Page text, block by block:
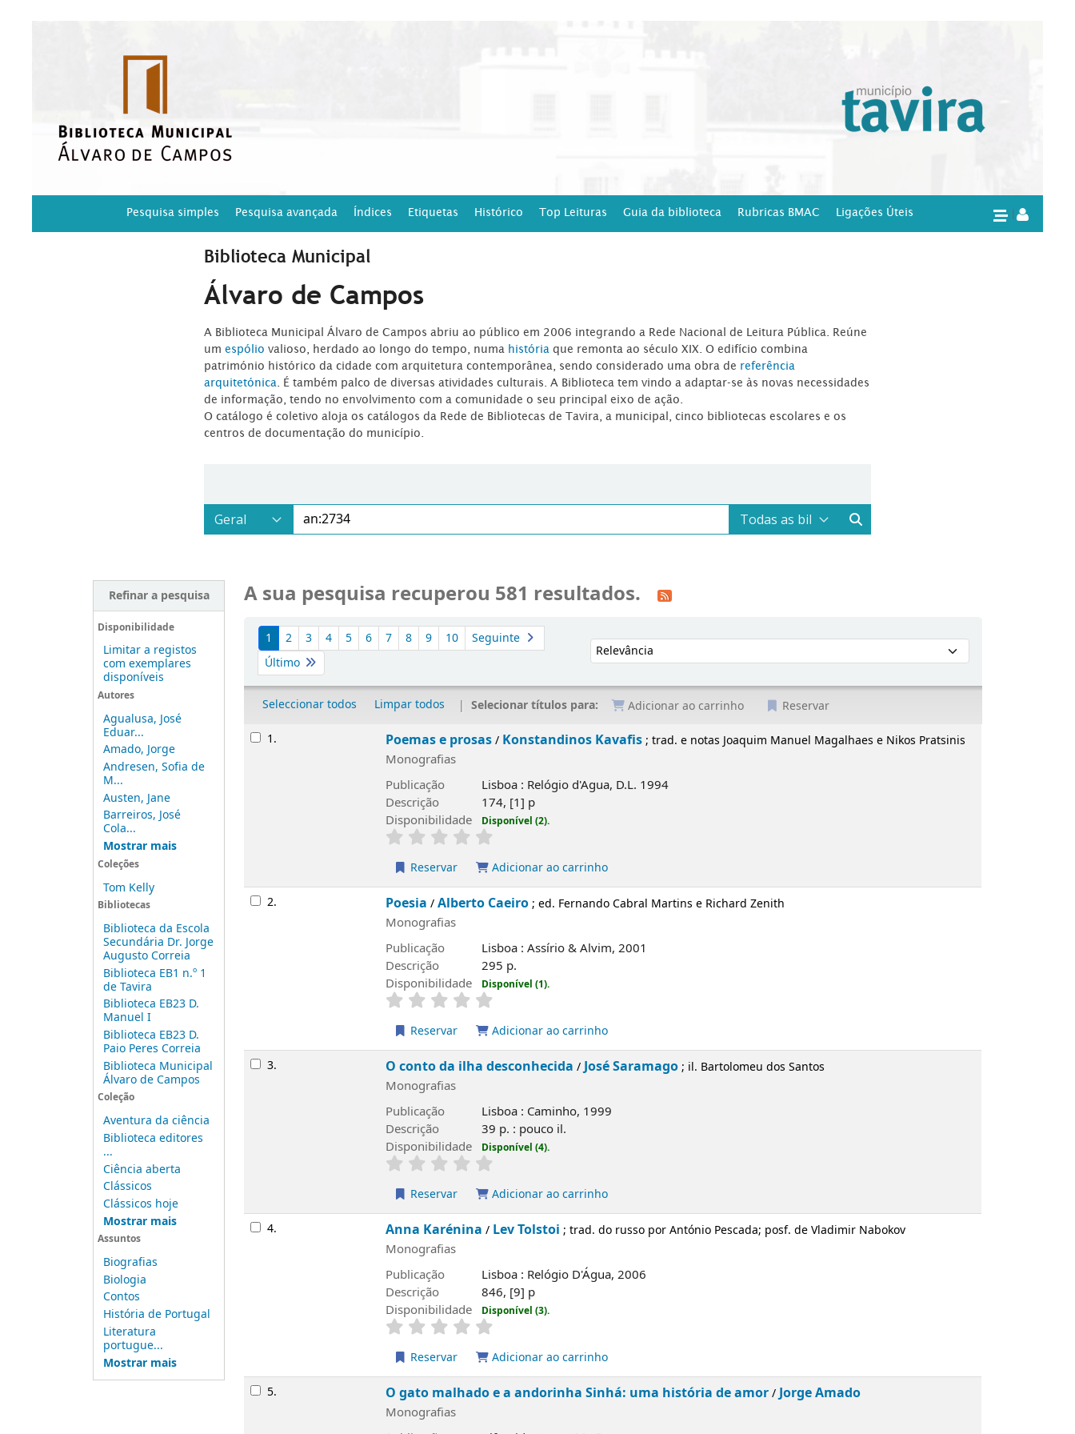
Pesquisa simples Pesquisa avançada Índices Etiquetas Histórico Top Leituras Guia da biblioteca Rubricas BMAC Ligações Úteis
Biblioteca Municipal
Álvaro de Campos
A Biblioteca Municipal Álvaro de Campos abriu ao público em 2006 integrando a Rede Nacional de Leitura Pública. Reúne
um espólio valioso, herdado ao longo do tempo, numa história que remonta ao século XIX. O edifício combina
património histórico da cidade com arquitetura contemporânea, sendo considerado uma obra de referência
arquitetónica . É também palco de diversas atividades culturais. A Biblioteca tem vindo a adaptar-se às novas necessidades
de informação, tendo no envolvimento com a comunidade o seu principal eixo de ação.
O catálogo é coletivo aloja os catálogos da Rede de Bibliotecas de Tavira, a municipal, cinco bibliotecas escolares e os
centros de documentação do município.
Refinar a pesquisa
Disponibilidade
Limitar a registos
com exemplares
disponíveis
Autores
Agualusa, José
Eduar...
Amado, Jorge
Andresen, Sofia de
M...
Austen, Jane
Barreiros, José
Cola...
Mostrar mais
Coleções
Tom Kelly
Bibliotecas
Biblioteca da Escola
Secundária Dr. Jorge
Augusto Correia
Biblioteca EB1 n.º 1
de Tavira
Biblioteca EB23 D.
Manuel I
Biblioteca EB23 D.
Paio Peres Correia
Biblioteca Municipal
Álvaro de Campos
Coleção
Aventura da ciência
Biblioteca editores
...
Ciência aberta
Clássicos
Clássicos hoje
Mostrar mais
Assuntos
Biografias
Biologia
Contos
História de Portugal
Literatura
portugue...
Mostrar mais
A sua pesquisa recuperou 581 resultados.
Ordenar
1 2 3 4 5 6 7 8 9 10
Seguinte
Último
Ordenar por:
Seleccionar todos Limpar todos Selecionar títulos para: Adicionar ao carrinho Reservar
Resultados
1. Poemas e prosas/Konstandinos Kavafis ; trad. e notas Joaquim Manuel Magalhaes e Nikos
Pratsinis
Monografias
Publicação
Lisboa : Relógio d'Agua, D.L. 1994
Descrição
174, [1] p
Disponibilidade
Reservar Adicionar ao carrinho
Poesia /Alberto Caeiro
Monografias
Descrição
295 p.
Disponibilidade
Disponível (1).
Imagem de capa local
O conto da ilha desconhecida
Monografias
Descrição
39 p. : pouco il.
Disponibilidade
Disponível (4).
Adicionar ao carrinho
4. Anna Karénina/Lev Tolstoi; trad. do russo por António Pescada; posf. de Vladimir Nabokov
Monografias
Publicação